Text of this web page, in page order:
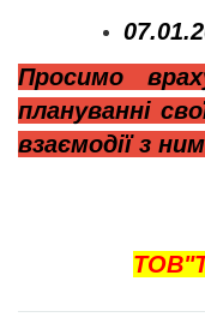
Просимо
плануванні
взаємодії з